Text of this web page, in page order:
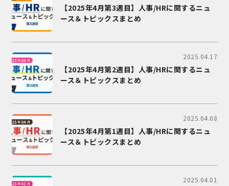
【2025年4月第3週目】人事/HRに関するニュ
ース＆トピックスまとめ
2025.04.17
【2025年4月第2週目】人事/HRに関するニュ
ース＆トピックスまとめ
2025.04.08
【2025年4月第1週目】人事/HRに関するニュ
ース＆トピックスまとめ
2025.04.01